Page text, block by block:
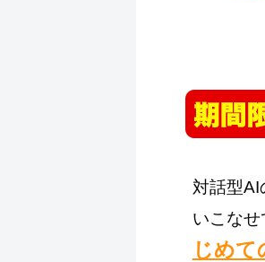
対話型AI
いこな
じめ